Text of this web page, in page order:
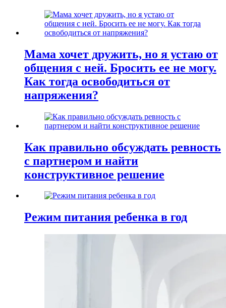
Мама хочет дружить, но я устаю от
общения с ней. Бросить ее не могу.
Как тогда освободиться от
напряжения?
Как правильно обсуждать ревность
с партнером и найти
конструктивное решение
Режим питания ребенка в год